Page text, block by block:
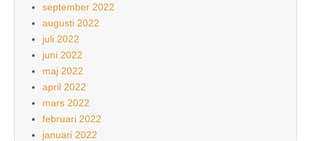
september 2022
augusti 2022
juli 2022
juni 2022
maj 2022
april 2022
mars 2022
februari 2022
januari 2022